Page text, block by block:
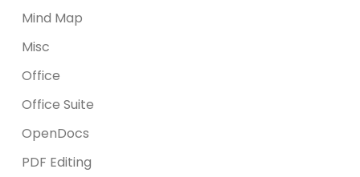
Mind Map
Misc
Office
Office Suite
OpenDocs
PDF Editing